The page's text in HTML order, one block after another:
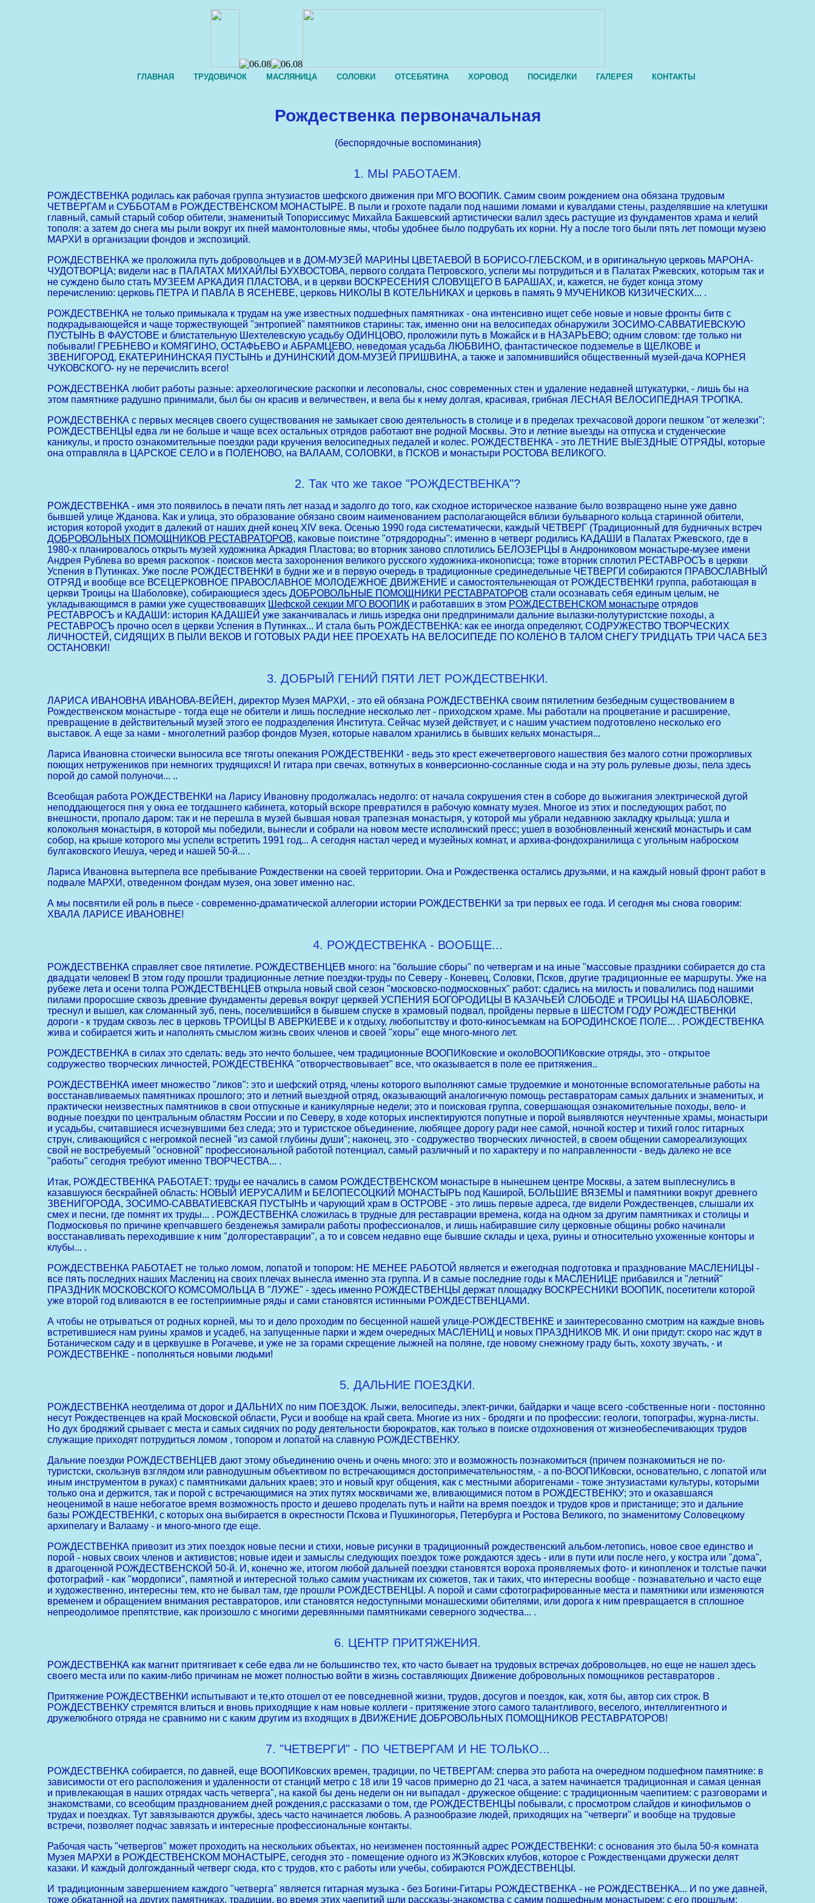
ГЛАВНАЯ ТРУДОВИЧОК МАСЛЯНИЦА СОЛОВКИ ОТСЕБЯТИНА ХОРОВОД ПОСИДЕЛКИ ГАЛЕРЕЯ КОНТАКТЫ
Рождественка первоначальная
(беспорядочные воспоминания)
1. МЫ РАБОТАЕМ.
РОЖДЕСТВЕНКА родилась как рабочая группа энтузиастов шефского движения при МГО ВООПИК. Самим своим рождением она обязана трудовым
ЧЕТВЕРГАМ и СУББОТАМ в РОЖДЕСТВЕНСКОМ МОНАСТЫРЕ. В пыли и грохоте падали под нашими ломами и кувалдами стены, разделявшие на клетушки
главный, самый старый собор обители, знаменитый Топориссимус Михайла Бакшевский артистически валил здесь растущие из фундаментов храма и келий
тополя: а затем до снега мы рыли вокруг их пней мамонтоловные ямы, чтобы удобнее было подрубать их корни. Ну а после того были пять лет помощи музею
МАРХИ в организации фондов и экспозиций.
РОЖДЕСТВЕНКА же проложила путь добровольцев и в ДОМ-МУЗЕЙ МАРИНЫ ЦВЕТАЕВОЙ В БОРИСО-ГЛЕБСКОМ, и в оригинальную церковь МАРОНА-
ЧУДОТВОРЦА; видели нас в ПАЛАТАХ МИХАЙЛЫ БУХВОСТОВА, первого солдата Петровского, успели мы потрудиться и в Палатах Ржевских, которым так и
не суждено было стать МУЗЕЕМ АРКАДИЯ ПЛАСТОВА, и в церкви ВОСКРЕСЕНИЯ СЛОВУЩЕГО В БАРАШАХ, и, кажется, не будет конца этому
перечислению: церковь ПЕТРА И ПАВЛА В ЯСЕНЕВЕ, церковь НИКОЛЫ В КОТЕЛЬНИКАХ и церковь в память 9 МУЧЕНИКОВ КИЗИЧЕСКИХ... .
РОЖДЕСТВЕНКА не только примыкала к трудам на уже известных подшефных памятниках - она интенсивно ищет себе новые и новые фронты битв с
подкрадывающейся и чаще торжествующей "энтропией" памятников старины: так, именно они на велосипедах обнаружили ЗОСИМО-САВВАТИЕВСКУЮ
ПУСТЫНЬ В ФАУСТОВЕ и блистательную Шехтелевскую усадьбу ОДИНЦОВО, проложили путь в Можайск и в НАЗАРЬЕВО; одним словом: где только ни
побывали! ГРЕБНЕВО и КОМЯГИНО, ОСТАФЬЕВО и АБРАМЦЕВО, неведомая усадьба ЛЮБВИНО, фантастическое подземелье в ЩЕЛКОВЕ и
ЗВЕНИГОРОД, ЕКАТЕРИНИНСКАЯ ПУСТЫНЬ и ДУНИНСКИЙ ДОМ-МУЗЕЙ ПРИШВИНА, а также и запомнившийся общественный музей-дача КОРНЕЯ
ЧУКОВСКОГО- ну не перечислить всего!
РОЖДЕСТВЕНКА любит работы разные: археологические раскопки и лесоповалы, снос современных стен и удаление недавней штукатурки, - лишь бы на
этом памятнике радушно принимали, был бы он красив и величествен, и вела бы к нему долгая, красивая, грибная ЛЕСНАЯ ВЕЛОСИПЕДНАЯ ТРОПКА.
РОЖДЕСТВЕНКА с первых месяцев своего существования не замыкает свою деятельность в столице и в пределах трехчасовой дороги пешком "от железки":
РОЖДЕСТВЕНЦЫ едва ли не больше и чаще всех остальных отрядов работают вне родной Москвы. Это и летние выезды на отпуска и студенческие
каникулы, и просто ознакомительные поездки ради кручения велосипедных педалей и колес. РОЖДЕСТВЕНКА - это ЛЕТНИЕ ВЫЕЗДНЫЕ ОТРЯДЫ, которые
она отправляла в ЦАРСКОЕ СЕЛО и в ПОЛЕНОВО, на ВАЛААМ, СОЛОВКИ, в ПСКОВ и монастыри РОСТОВА ВЕЛИКОГО.
2. Так что же такое "РОЖДЕСТВЕНКА"?
РОЖДЕСТВЕНКА - имя это появилось в печати пять лет назад и задолго до того, как сходное историческое название было возвращено ныне уже давно
бывшей улице Жданова. Как и улица, это образование обязано своим наименованием располагающейся вблизи бульварного кольца старинной обители,
история которой уходит в далекий от наших дней конец ХIV века. Осенью 1990 года систематически, каждый ЧЕТВЕРГ (Традиционный для будничных встреч
ДОБРОВОЛЬНЫХ ПОМОЩНИКОВ РЕСТАВРАТОРОВ, каковые поистине "отрядородны": именно в четверг родились КАДАШИ в Палатах Ржевского, где в
1980-х планировалось открыть музей художника Аркадия Пластова; во вторник заново сплотились БЕЛОЗЕРЦЫ в Андрониковом монастыре-музее имени
Андрея Рублева во время раскопок - поисков места захоронения великого русского художника-иконописца; тоже вторник сплотил РЕСТАВРОСЪ в церкви
Успения в Путинках. Уже после РОЖДЕСТВЕНКИ в будни же и в первую очередь в традиционные срединедельные ЧЕТВЕРГИ собираются ПРАВОСЛАВНЫЙ
ОТРЯД и вообще все ВСЕЦЕРКОВНОЕ ПРАВОСЛАВНОЕ МОЛОДЕЖНОЕ ДВИЖЕНИЕ и самостоятельнеющая от РОЖДЕСТВЕНКИ группа, работающая в
церкви Троицы на Шаболовке), собирающиеся здесь ДОБРОВОЛЬНЫЕ ПОМОЩНИКИ РЕСТАВРАТОРОВ стали осознавать себя единым целым, не
укладывающимся в рамки уже существовавших Шефской секции МГО ВООПИК и работавших в этом РОЖДЕСТВЕНСКОМ монастыре отрядов
РЕСТАВРОСЪ и КАДАШИ: история КАДАШЕЙ уже заканчивалась и лишь изредка они предпринимали дальние вылазки-полутуристские походы, а
РЕСТАВРОСЪ прочно осел в церкви Успения в Путинках... И стала быть РОЖДЕСТВЕНКА: как ее иногда определяют, СОДРУЖЕСТВО ТВОРЧЕСКИХ
ЛИЧНОСТЕЙ, СИДЯЩИХ В ПЫЛИ ВЕКОВ И ГОТОВЫХ РАДИ НЕЕ ПРОЕХАТЬ НА ВЕЛОСИПЕДЕ ПО КОЛЕНО В ТАЛОМ СНЕГУ ТРИДЦАТЬ ТРИ ЧАСА БЕЗ
ОСТАНОВКИ!
3. ДОБРЫЙ ГЕНИЙ ПЯТИ ЛЕТ РОЖДЕСТВЕНКИ.
ЛАРИСА ИВАНОВНА ИВАНОВА-ВЕЙЕН, директор Музея МАРХИ, - это ей обязана РОЖДЕСТВЕНКА своим пятилетним безбедным существованием в
Рождественском монастыре - тогда еще не обители и лишь последние несколько лет - приходском храме. Мы работали на процветание и расширение,
превращение в действительный музей этого ее подразделения Института. Сейчас музей действует, и с нашим участием подготовлено несколько его
выставок. А еще за нами - многолетний разбор фондов Музея, которые навалом хранились в бывших кельях монастыря...
Лариса Ивановна стоически выносила все тяготы опекания РОЖДЕСТВЕНКИ - ведь это крест ежечетвергового нашествия без малого сотни прожорливых
поющих нетружеников при немногих трудящихся! И гитара при свечах, воткнутых в конверсионно-сосланные сюда и на эту роль рулевые дюзы, пела здесь
порой до самой полуночи... ..
Всеобщая работа РОЖДЕСТВЕНКИ на Ларису Ивановну продолжалась недолго: от начала сокрушения стен в соборе до выжигания электрической дугой
неподдающегося пня у окна ее тогдашнего кабинета, который вскоре превратился в рабочую комнату музея. Многое из этих и последующих работ, по
внешности, пропало даром: так и не перешла в музей бывшая новая трапезная монастыря, у которой мы убрали недавнюю закладку крыльца; ушла и
колокольня монастыря, в которой мы победили, вынесли и собрали на новом месте исполинский пресс; ушел в возобновленный женский монастырь и сам
собор, на крыше которого мы успели встретить 1991 год... А сегодня настал черед и музейных комнат, и архива-фондохранилища с угольным наброском
булгаковского Иешуа, черед и нашей 50-й... .
Лариса Ивановна вытерпела все пребывание Рождественки на своей территории. Она и Рождественка остались друзьями, и на каждый новый фронт работ в
подвале МАРХИ, отведенном фондам музея, она зовет именно нас.
А мы посвятили ей роль в пьесе - современно-драматической аллегории истории РОЖДЕСТВЕНКИ за три первых ее года. И сегодня мы снова говорим:
ХВАЛА ЛАРИСЕ ИВАНОВНЕ!
4. РОЖДЕСТВЕНКА - ВООБЩЕ...
РОЖДЕСТВЕНКА справляет свое пятилетие. РОЖДЕСТВЕНЦЕВ много: на "большие сборы" по четвергам и на иные "массовые праздники собирается до ста
двадцати человек! В этом году прошли традиционные летние поездки-труды по Северу - Коневец, Соловки, Псков, другие традиционные ее маршруты. Уже на
рубеже лета и осени толпа РОЖДЕСТВЕНЦЕВ открыла новый свой сезон "московско-подмосковных" работ: сдались на милость и повалились под нашими
пилами проросшие сквозь древние фундаменты деревья вокруг церквей УСПЕНИЯ БОГОРОДИЦЫ В КАЗАЧЬЕЙ СЛОБОДЕ и ТРОИЦЫ НА ШАБОЛОВКЕ,
треснул и вышел, как сломанный зуб, пень, поселившийся в бывшем спуске в храмовый подвал, пройдены первые в ШЕСТОМ ГОДУ РОЖДЕСТВЕНКИ
дороги - к трудам сквозь лес в церковь ТРОИЦЫ В АВЕРКИЕВЕ и к отдыху, любопытству и фото-киносъемкам на БОРОДИНСКОЕ ПОЛЕ... . РОЖДЕСТВЕНКА
жива и собирается жить и наполнять смыслом жизнь своих членов и своей "хоры" еще много-много лет.
РОЖДЕСТВЕНКА в силах это сделать: ведь это нечто большее, чем традиционные ВООПИКовские и околоВООПИКовские отряды, это - открытое
содружество творческих личностей, РОЖДЕСТВЕНКА "отворчествовывает" все, что оказывается в поле ее притяжения..
РОЖДЕСТВЕНКА имеет множество "ликов": это и шефский отряд, члены которого выполняют самые трудоемкие и монотонные вспомогательные работы на
восстанавливаемых памятниках прошлого; это и летний выездной отряд, оказывающий аналогичную помощь реставраторам самых дальних и знаменитых, и
практически неизвестных памятников в свои отпускные и каникулярные недели; это и поисковая группа, совершающая ознакомительные походы, вело- и
водные поездки по центральным областям России и по Северу, в ходе которых инспектируются попутные и порой выявляются неучтенные храмы, монастыри
и усадьбы, считавшиеся исчезнувшими без следа; это и туристское объединение, любящее дорогу ради нее самой, ночной костер и тихий голос гитарных
струн, сливающийся с негромкой песней "из самой глубины души"; наконец, это - содружество творческих личностей, в своем общении самореализующих
свой не востребуемый "основной" профессиональной работой потенциал, самый различный и по характеру и по направленности - ведь далеко не все
"работы" сегодня требуют именно ТВОРЧЕСТВА... .
Итак, РОЖДЕСТВЕНКА РАБОТАЕТ: труды ее начались в самом РОЖДЕСТВЕНСКОМ монастыре в нынешнем центре Москвы, а затем выплеснулись в
казавшуюся бескрайней область: НОВЫЙ ИЕРУСАЛИМ и БЕЛОПЕСОЦКИЙ МОНАСТЫРЬ под Каширой, БОЛЬШИЕ ВЯЗЕМЫ и памятники вокруг древнего
ЗВЕНИГОРОДА, ЗОСИМО-САВВАТИЕВСКАЯ ПУСТЫНЬ и чарующий храм в ОСТРОВЕ - это лишь первые адреса, где видели Рождественцев, слышали их
смех и песни, где помнят их труды... . РОЖДЕСТВЕНКА сложилась в трудные для реставрации времена, когда на одном за другим памятниках и столицы и
Подмосковья по причине крепчавшего безденежья замирали работы профессионалов, и лишь набиравшие силу церковные общины робко начинали
восстанавливать переходившие к ним "долгореставрации", а то и совсем недавно еще бывшие склады и цеха, руины и относительно ухоженные конторы и
клубы... .
РОЖДЕСТВЕНКА РАБОТАЕТ не только ломом, лопатой и топором: НЕ МЕНЕЕ РАБОТОЙ является и ежегодная подготовка и празднование МАСЛЕНИЦЫ -
все пять последних наших Маслениц на своих плечах вынесла именно эта группа. И в самые последние годы к МАСЛЕНИЦЕ прибавился и "летний"
ПРАЗДНИК МОСКОВСКОГО КОМСОМОЛЬЦА В "ЛУЖЕ" - здесь именно РОЖДЕСТВЕНЦЫ держат площадку ВОСКРЕСНИКИ ВООПИК, посетители которой
уже второй год вливаются в ее гостеприимные ряды и сами становятся истинными РОЖДЕСТВЕНЦАМИ.
А чтобы не отрываться от родных корней, мы то и дело проходим по бесценной нашей улице-РОЖДЕСТВЕНКЕ и заинтересованно смотрим на каждые вновь
встретившиеся нам руины храмов и усадеб, на запущенные парки и ждем очередных МАСЛЕНИЦ и новых ПРАЗДНИКОВ МК. И они придут: скоро нас ждут в
Ботаническом саду и в церквушке в Рогачеве, и уже не за горами скрещение лыжней на поляне, где новому снежному граду быть, хохоту звучать, - и
РОЖДЕСТВЕНКЕ - пополняться новыми людьми!
5. ДАЛЬНИЕ ПОЕЗДКИ.
РОЖДЕСТВЕНКА неотделима от дорог и ДАЛЬНИХ по ним ПОЕЗДОК. Лыжи, велосипеды, элект-рички, байдарки и чаще всего -собственные ноги - постоянно
несут Рождественцев на край Московской области, Руси и вообще на край света. Многие из них - бродяги и по профессии: геологи, топографы, журна-листы.
Но дух бродяжий срывает с места и самых сидячих по роду деятельности бюрократов, как только в поиске отдохновения от жизнеобеспечивающих трудов
служащие приходят потрудиться ломом , топором и лопатой на славную РОЖДЕСТВЕНКУ.
Дальние поездки РОЖДЕСТВЕНЦЕВ дают этому объединению очень и очень много: это и возможность познакомиться (причем познакомиться не по-
туристски, скользнув взглядом или равнодушным объективом по встречающимся достопримечательностям, - а по-ВООПИКовски, основательно, с лопатой или
иным инструментом в руках) с памятниками дальних краев; это и новый круг общения, как с местными аборигенами - тоже энтузиастами культуры, которыми
только она и держится, так и порой с встречающимися на этих путях москвичами же, вливающимися потом в РОЖДЕСТВЕНКУ; это и оказавшаяся
неоценимой в наше небогатое время возможность просто и дешево проделать путь и найти на время поездок и трудов кров и пристанище; это и дальние
базы РОЖДЕСТВЕНКИ, с которых она выбирается в окрестности Пскова и Пушкиногорья, Петербурга и Ростова Великого, по знаменитому Соловецкому
архипелагу и Валааму - и много-много где еще.
РОЖДЕСТВЕНКА привозит из этих поездок новые песни и стихи, новые рисунки в традиционный рождественский альбом-летопись, новое свое единство и
порой - новых своих членов и активистов; новые идеи и замыслы следующих поездок тоже рождаются здесь - или в пути или после него, у костра или "дома",
в драгоценной РОЖДЕСТВЕНСКОЙ 50-й. И, конечно же, итогом любой дальней поездки становятся вороха проявляемых фото- и кинопленок и толстые пачки
фотографий - как "мордописи", памятной и интересной только самим участникам их сюжетов, так и таких, что интересны вообще - познавательно и часто еще
и художественно, интересны тем, кто не бывал там, где прошли РОЖДЕСТВЕНЦЫ. А порой и сами сфотографированные места и памятники или изменяются
временем и обращением внимания реставраторов, или становятся недоступными монашескими обителями, или дорога к ним превращается в сплошное
непреодолимое препятствие, как произошло с многими деревянными памятниками северного зодчества... .
6. ЦЕНТР ПРИТЯЖЕНИЯ.
РОЖДЕСТВЕНКА как магнит притягивает к себе едва ли не большинство тех, кто часто бывает на трудовых встречах добровольцев, но еще не нашел здесь
своего места или по каким-либо причинам не может полностью войти в жизнь составляющих Движение добровольных помощников реставраторов .
Притяжение РОЖДЕСТВЕНКИ испытывают и те,кто отошел от ее повседневной жизни, трудов, досугов и поездок, как, хотя бы, автор сих строк. В
РОЖДЕСТВЕНКУ стремятся влиться и вновь приходящие к нам новые коллеги - притяжение этого самого талантливого, веселого, интеллигентного и
дружелюбного отряда не сравнимо ни с каким другим из входящих в ДВИЖЕНИЕ ДОБРОВОЛЬНЫХ ПОМОЩНИКОВ РЕСТАВРАТОРОВ!
7. "ЧЕТВЕРГИ" - ПО ЧЕТВЕРГАМ И НЕ ТОЛЬКО...
РОЖДЕСТВЕНКА собирается, по давней, еще ВООПИКовских времен, традиции, по ЧЕТВЕРГАМ: сперва это работа на очередном подшефном памятнике: в
зависимости от его расположения и удаленности от станций метро с 18 или 19 часов примерно до 21 часа, а затем начинается традиционная и самая ценная
и привлекающая в наших отрядах часть четверга", на какой бы день недели он ни выпадал - дружеское общение: с традиционным чаепитием: с разговорами и
знакомствами, со всеобщим празднованием дней рождения,с рассказами о том, где РОЖДЕСТВЕНЦЫ побывали, с просмотром слайдов и кинофильмов о
трудах и поездках. Тут завязываются дружбы, здесь часто начинается любовь. А разнообразие людей, приходящих на "четверги" и вообще на трудовые
встречи, позволяет подчас завязать и интересные профессиональные контакты.
Рабочая часть "четвергов" может проходить на нескольких объектах, но неизменен постоянный адрес РОЖДЕСТВЕНКИ: с основания это была 50-я комната
Музея МАРХИ в РОЖДЕСТВЕНСКОМ МОНАСТЫРЕ, сегодня это - помещение одного из ЖЭКовских клубов, которое с Рождественцами дружески делят
казаки. И каждый долгожданный четверг сюда, кто с трудов, кто с работы или учебы, собираются РОЖДЕСТВЕНЦЫ.
И традиционным завершением каждого "четверга" является гитарная музыка - без Богини-Гитары РОЖДЕСТВЕНКА - не РОЖДЕСТВЕНКА... И по уже давней,
тоже обкатанной на других памятниках, традиции, во время этих чаепитий шли рассказы-знакомства с самим подшефным монастырем: с его прошлым: